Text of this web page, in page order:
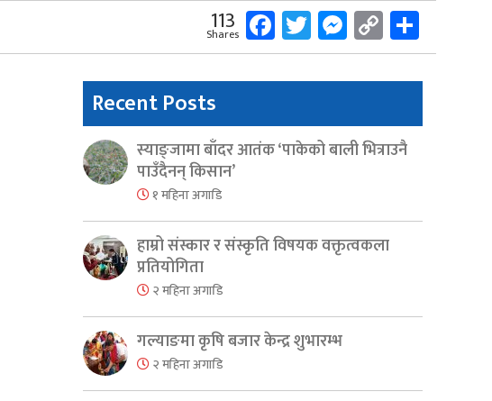
113
Shares Facebook
Twitter
Messenger
Copy
Link
Recent Posts
स्याङ्जामा बाँदर आतंक ‘पाकेको बाली भित्राउनै
पाउँदैनन् किसान’
१ महिना अगाडि
हाम्रो संस्कार र संस्कृति विषयक वक्तृत्वकला
प्रतियोगिता
२ महिना अगाडि
गल्याङमा कृषि बजार केन्द्र शुभारम्भ
२ महिना अगाडि